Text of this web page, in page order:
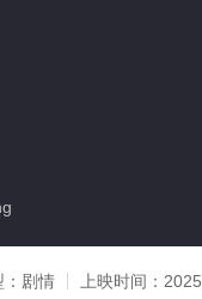
剧情 上映时间： 2025